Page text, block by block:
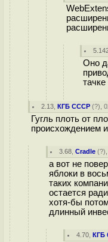
Оно
2.13 ,КГБ СССР (?),
Гугль плоть от
происхождением
3.68 ,Cradle (?
а вот не
яблоки в
таких
остается
хотя-бы
длинный
4.70 ,КГБ